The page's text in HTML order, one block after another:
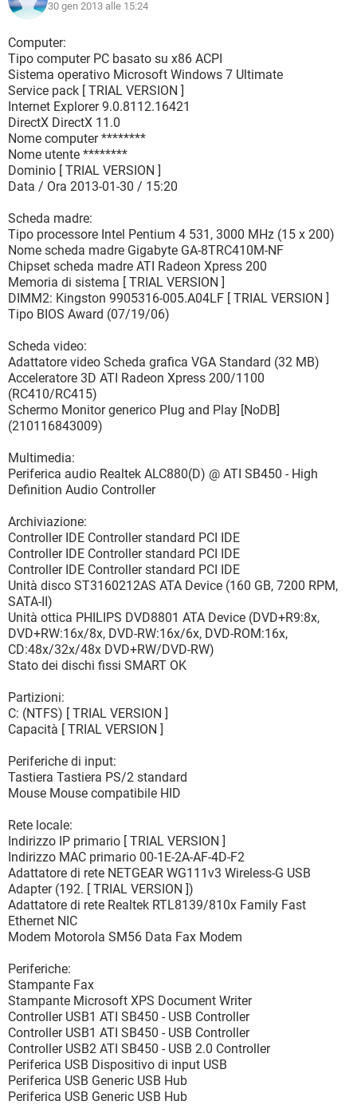
30 gen 2013 alle 15:24
Computer:
Tipo computer PC basato su x86 ACPI
Sistema operativo Microsoft Windows 7 Ultimate
Service pack [ TRIAL VERSION ]
Internet Explorer 9.0.8112.16421
DirectX DirectX 11.0
Nome computer ********
Nome utente ********
Dominio [ TRIAL VERSION ]
Data / Ora 2013-01-30 / 15:20
Scheda madre:
Tipo processore Intel Pentium 4 531, 3000 MHz (15 x 200)
Nome scheda madre Gigabyte GA-8TRC410M-NF
Chipset scheda madre ATI Radeon Xpress 200
Memoria di sistema [ TRIAL VERSION ]
DIMM2: Kingston 9905316-005.A04LF [ TRIAL VERSION ]
Tipo BIOS Award (07/19/06)
Scheda video:
Adattatore video Scheda grafica VGA Standard (32 MB)
Acceleratore 3D ATI Radeon Xpress 200/1100
(RC410/RC415)
Schermo Monitor generico Plug and Play [NoDB]
(210116843009)
Multimedia:
Periferica audio Realtek ALC880(D) @ ATI SB450 - High
Definition Audio Controller
Archiviazione:
Controller IDE Controller standard PCI IDE
Controller IDE Controller standard PCI IDE
Controller IDE Controller standard PCI IDE
Unità disco ST3160212AS ATA Device (160 GB, 7200 RPM,
SATA-II)
Unità ottica PHILIPS DVD8801 ATA Device (DVD+R9:8x,
DVD+RW:16x/8x, DVD-RW:16x/6x, DVD-ROM:16x,
CD:48x/32x/48x DVD+RW/DVD-RW)
Stato dei dischi fissi SMART OK
Partizioni:
C: (NTFS) [ TRIAL VERSION ]
Capacità [ TRIAL VERSION ]
Periferiche di input:
Tastiera Tastiera PS/2 standard
Mouse Mouse compatibile HID
Rete locale:
Indirizzo IP primario [ TRIAL VERSION ]
Indirizzo MAC primario 00-1E-2A-AF-4D-F2
Adattatore di rete NETGEAR WG111v3 Wireless-G USB
Adapter (192. [ TRIAL VERSION ])
Adattatore di rete Realtek RTL8139/810x Family Fast
Ethernet NIC
Modem Motorola SM56 Data Fax Modem
Periferiche:
Stampante Fax
Stampante Microsoft XPS Document Writer
Controller USB1 ATI SB450 - USB Controller
Controller USB1 ATI SB450 - USB Controller
Controller USB2 ATI SB450 - USB 2.0 Controller
Periferica USB Dispositivo di input USB
Periferica USB Generic USB Hub
Periferica USB Generic USB Hub